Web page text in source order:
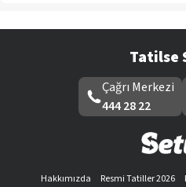
Tatilse
Çağrı Merkezi
444 28 22
Hakkımızda Resmi Tatiller 2026